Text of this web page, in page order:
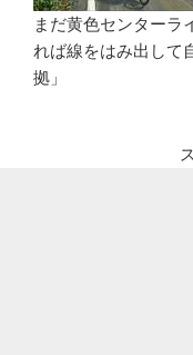
まだ黄色センターラ
れば線をはみ出して
拠」